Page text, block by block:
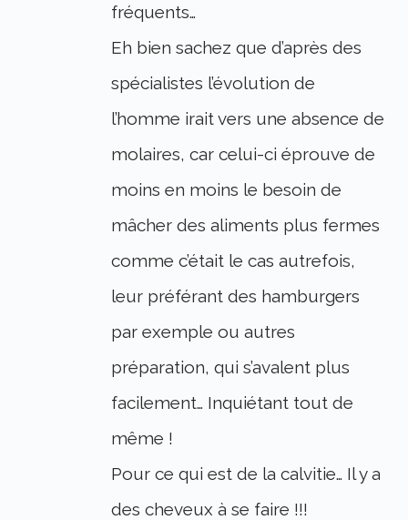
fréquents…
Eh bien sachez que d’après des
spécialistes l’évolution de
l’homme irait vers une absence de
molaires, car celui-ci éprouve de
moins en moins le besoin de
mâcher des aliments plus fermes
comme c’était le cas autrefois,
leur préférant des hamburgers
par exemple ou autres
préparation, qui s’avalent plus
facilement… Inquiétant tout de
même !
Pour ce qui est de la calvitie… Il y a
des cheveux à se faire !!!